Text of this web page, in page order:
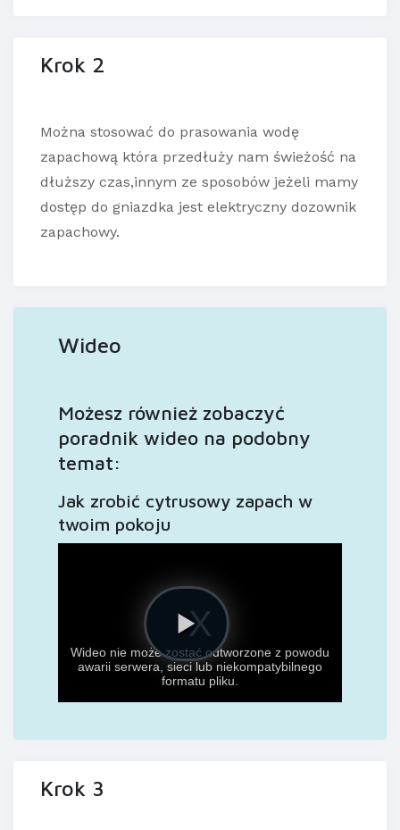
Krok 2
Można stosować do prasowania wodę
zapachową która przedłuży nam świeżość na
dłuższy czas,innym ze sposobów jeżeli mamy
dostęp do gniazdka jest elektryczny dozownik
zapachowy.
Wideo
Możesz również zobaczyć
poradnik wideo na podobny
temat:
Jak zrobić cytrusowy zapach w
twoim pokoju
Krok 3